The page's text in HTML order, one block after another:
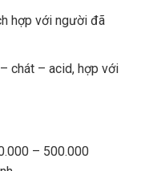
hợp với người đã
chát – acid, hợp với
– 500.000